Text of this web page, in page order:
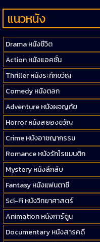
แนวหนัง
Drama หนังชีวิต
Action หนังแอคชั่น
Thriller หนังระทึกขวัญ
Comedy หนังตลก
Adventure หนังผจญภัย
Horror หนังสยองขวัญ
Crime หนังอาชญากรรม
Romance หนังรักโรแมนติก
Mystery หนังลึกลับ
Fantasy หนังแฟนตาซี
Sci-Fi หนังวิทยาศาสตร์
Animation หนังการ์ตูน
Documentary หนังสารคดี